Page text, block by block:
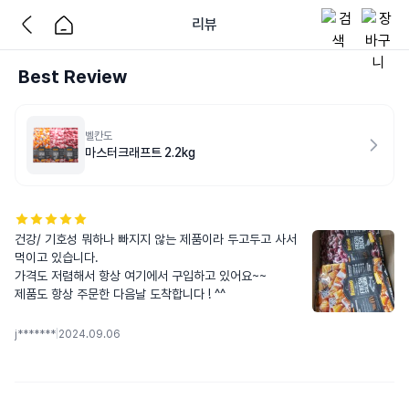
리뷰
Best Review
벨칸도
마스터크래프트 2.2kg
건강/ 기호성 뭐하나 빠지지 않는 제품이라 두고두고 사서
먹이고 있습니다.
가격도 저렴해서 항상 여기에서 구입하고 있어요~~
제품도 항상 주문한 다음날 도착합니다 ! ^^
j******* 2024.09.06